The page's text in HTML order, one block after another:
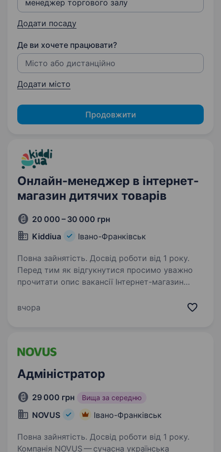
Додати посаду
Де ви хочете працювати?
Додати місто
Продовжити
Онлайн-менеджер в інтернет-
магазин дитячих товарів
20 000 – 30 000 грн
Kiddiua
Івано-Франківськ
Повна зайнятість. Досвід роботи від 1 року.
Перед тим як відгукнутися просимо уважно
прочитати опис вакансії Інтернет-магазин
менеджера в команду. Ми шукаємо людину з
вчора
Адміністратор
29 000 грн Вища за середню
NOVUS Івано-Франківськ
Повна зайнятість. Досвід роботи від 1 року.
Компанія NOVUS — сучасна українська